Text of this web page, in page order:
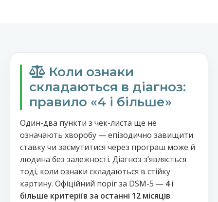
Коли ознаки
складаються в діагноз:
правило «4 і більше»
Один-два пункти з чек-листа ще не
означають хворобу — епізодично завищити
ставку чи засмутитися через програш може й
людина без залежності. Діагноз зʼявляється
тоді, коли ознаки складаються в стійку
картину. Офіційний поріг за DSM-5 — 4 і
більше критеріїв за останні 12 місяців.